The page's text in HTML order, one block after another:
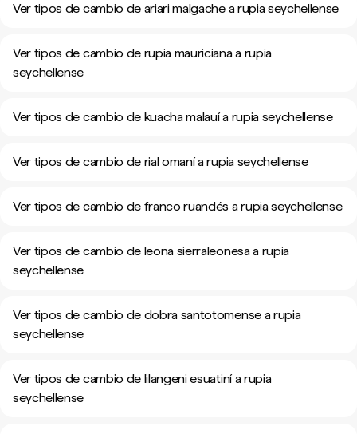
Ver tipos de cambio de ariari malgache a rupia seychellense
Ver tipos de cambio de rupia mauriciana a rupia
seychellense
Ver tipos de cambio de kuacha malauí a rupia seychellense
Ver tipos de cambio de rial omaní a rupia seychellense
Ver tipos de cambio de franco ruandés a rupia seychellense
Ver tipos de cambio de leona sierraleonesa a rupia
seychellense
Ver tipos de cambio de dobra santotomense a rupia
seychellense
Ver tipos de cambio de lilangeni esuatiní a rupia
seychellense